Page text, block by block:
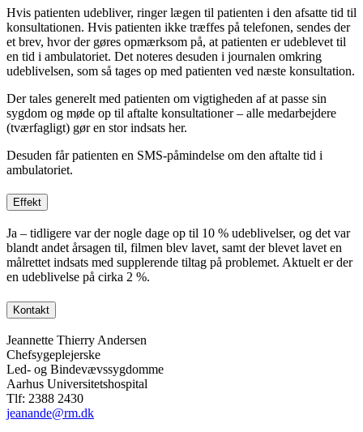
Hvis patienten udebliver, ringer lægen til patienten i den afsatte tid til
konsultationen. Hvis patienten ikke træffes på telefonen, sendes der
et brev, hvor der gøres opmærksom på, at patienten er udeblevet til
en tid i ambulatoriet. Det noteres desuden i journalen omkring
udeblivelsen, som så tages op med patienten ved næste konsultation.
Der tales generelt med patienten om vigtigheden af at passe sin
sygdom og møde op til aftalte konsultationer – alle medarbejdere
(tværfagligt) gør en stor indsats her.
Desuden får patienten en SMS-påmindelse om den aftalte tid i
ambulatoriet.
Effekt
Ja – tidligere var der nogle dage op til 10 % udeblivelser, og det var
blandt andet årsagen til, filmen blev lavet, samt der blevet lavet en
målrettet indsats med supplerende tiltag på problemet. Aktuelt er der
en udeblivelse på cirka 2 %.
Kontakt
Jeannette Thierry Andersen
Chefsygeplejerske
Led- og Bindevævssygdomme
Aarhus Universitetshospital
Tlf: 2388 2430
jeanande@rm.dk